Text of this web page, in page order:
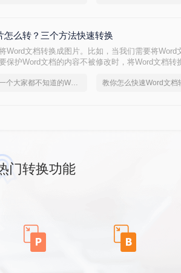
怎么转？三个方法快速转换
Word文档转换成图片。比如，当我们需要将Word
保护Word文档的内容不被修改时，将Word文档转
分享一个大家都不知道的Word文档转图片方法
门转换功能